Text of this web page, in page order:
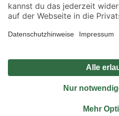
Alle Preisangaben in EUR inkl. gesetzl. MwSt..
Umständen nicht in allen Märkten verfügbar. Die
Produkte nur solange der Vorrat reicht.
*Paketversand ab 59 € versandkostenfrei, gilt
Privatsphäre
Nutzungsbedingungen
© 2026 toom Baumarkt GmbH